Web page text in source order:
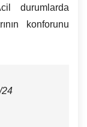
durumlarda
konforunu
24